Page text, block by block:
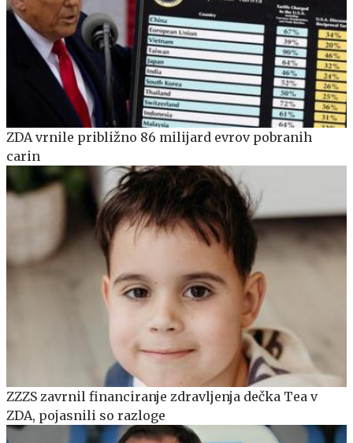
ZDA vrnile približno 86 milijard evrov pobranih
carin
ZZZS zavrnil financiranje zdravljenja dečka Tea v
ZDA, pojasnili so razloge